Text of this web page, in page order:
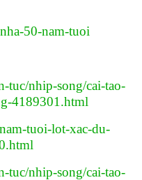
50-nam-tuoi
tuc/nhip-song/cai-tao-
4189301.html
tuoi-lot-xac-du-
tuc/nhip-song/cai-tao-